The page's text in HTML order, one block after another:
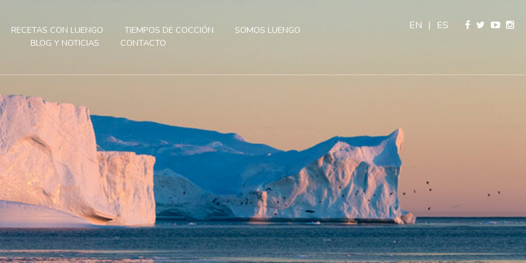
RECETAS CON LUENGO TIEMPOS DE COCCIÓN
SOMOS LUENGO
BLOG Y NOTICIAS
CONTACTO
EN | ES